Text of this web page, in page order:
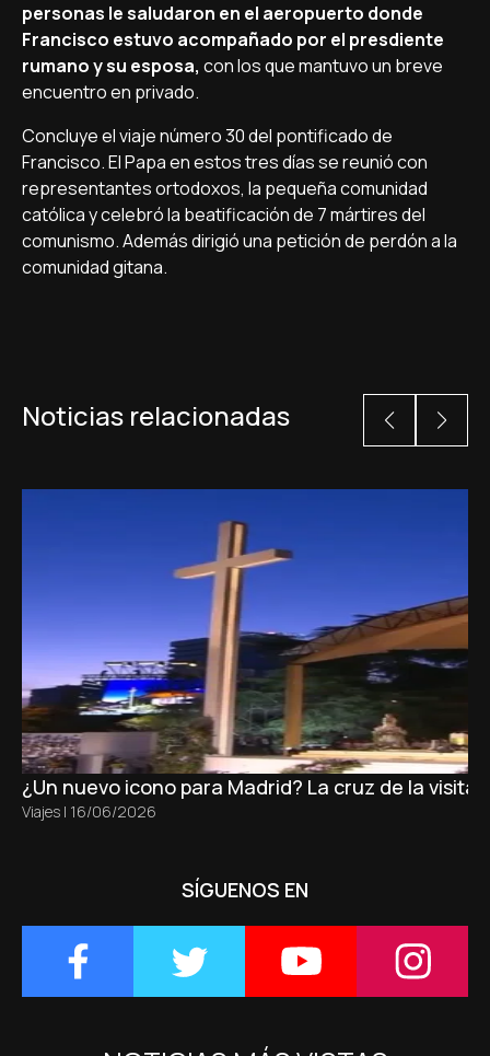
personas le saludaron en el aeropuerto donde
Francisco estuvo acompañado por el presdiente
rumano y su esposa, con los que mantuvo un breve
encuentro en privado.
Concluye el viaje número 30 del pontificado de
Francisco. El Papa en estos tres días se reunió con
representantes ortodoxos, la pequeña comunidad
católica y celebró la beatificación de 7 mártires del
comunismo. Además dirigió una petición de perdón a la
comunidad gitana.
Noticias relacionadas
¿Un nuevo icono para Madrid? La cruz de la visita
Viajes | 16/06/2026
SÍGUENOS EN